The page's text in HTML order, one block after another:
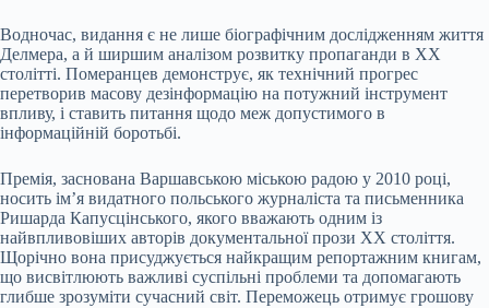
Водночас, видання є не лише біографічним дослідженням життя
Делмера, а й ширшим аналізом розвитку пропаганди в ХХ
столітті. Померанцев демонструє, як технічний прогрес
перетворив масову дезінформацію на потужний інструмент
впливу, і ставить питання щодо меж допустимого в
інформаційній боротьбі.
Премія, заснована Варшавською міською радою у 2010 році,
носить ім’я видатного польського журналіста та письменника
Ришарда Капусцінського, якого вважають одним із
найвпливовіших авторів документальної прози ХХ століття.
Щорічно вона присуджується найкращим репортажним книгам,
що висвітлюють важливі суспільні проблеми та допомагають
глибше зрозуміти сучасний світ. Переможець отримує грошову